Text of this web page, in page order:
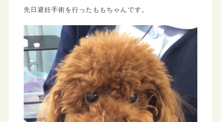
先日避妊手術を行ったももちゃんです。